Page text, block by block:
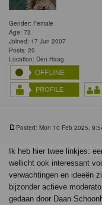
Gender: Female
Age: 73
Joined: 17 Jun 2007
Posts: 20
Location: Den Haag
Posted: Mon 10 Feb 2025,
Ik heb hier twee linkjes:
wellicht ook interessant
verwachtingen en ideeën
bijzonder actieve
gedaan door Daan